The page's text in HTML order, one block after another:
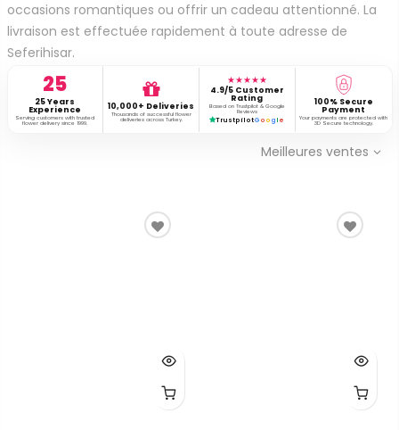
occasions romantiques ou offrir un cadeau attentionné. La
livraison est effectuée rapidement à toute adresse de
Seferihisar.
25
25 Years
Experience
Serving customers with trusted
flower delivery since 1999.
10,000+ Deliveries
Thousands of successful flower
deliveries across Turkey.
★★★★★
4.9/5 Customer
Rating
Based on Trustpilot & Google
Reviews
TrustpilotG o o g l e
100% Secure
Payment
Your payments are protected with
3D Secure technology.
Meilleures ventes